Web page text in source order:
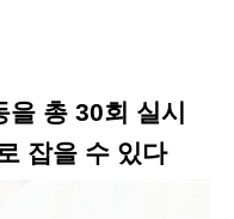
총 30회 실시
잡을 수 있다